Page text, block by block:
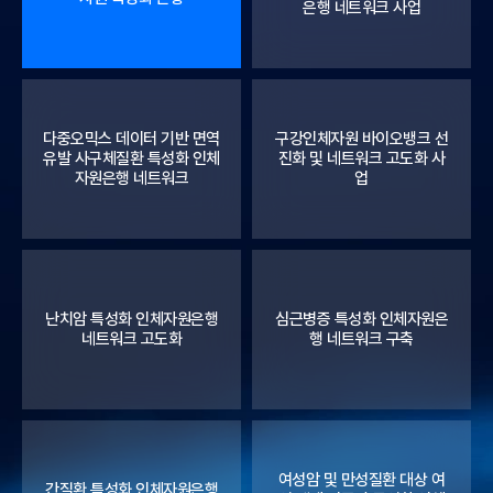
은행 네트워크 사업
다중오믹스 데이터 기반 면역
유발 사구체질환 특성화 인체
자원은행 네트워크
구강인체자원 바이오뱅크 선
진화 및 네트워크 고도화 사
업
난치암 특성화 인체자원은행
네트워크 고도화
심근병증 특성화 인체자원은
행 네트워크 구축
여성암 및 만성질환 대상 여